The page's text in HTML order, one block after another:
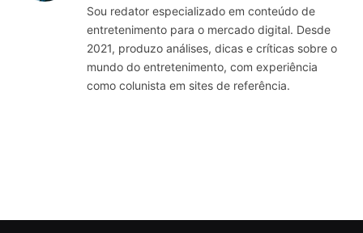
Sou redator especializado em conteúdo de
entretenimento para o mercado digital. Desde
2021, produzo análises, dicas e críticas sobre o
mundo do entretenimento, com experiência
como colunista em sites de referência.